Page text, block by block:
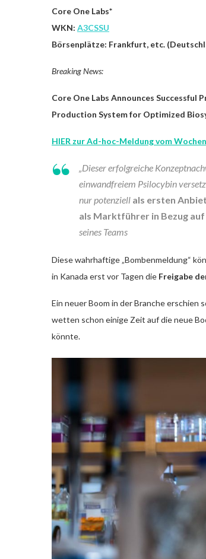
Core One Labs*
WKN: A3CSSU
Börsenplätze: Frankfurt, etc.
Breaking News:
Core One Labs Announces
Production System for Optimized
HIER zur Ad-hoc-Meldung vom
„Dieser erfolgreiche
einwandfreiem Psilocybin
nur potenziell als ersten
als Marktführer in Bezug
seines Teams
Diese wahrhaftige „Bombenmeldung“
in Kanada erst vor Tagen die Freigabe
Ein neuer Boom in der Branche
wetten schon einige Zeit auf die neue
könnte.